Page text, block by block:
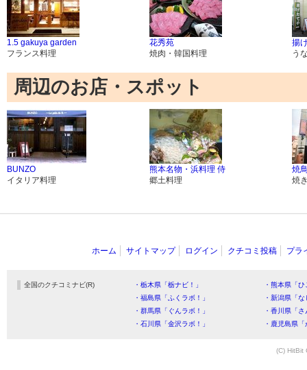
1.5 gakuya garden
フランス料理
花秀苑
焼肉・韓国料理
揚
う
周辺のお店・スポット
BUNZO
イタリア料理
熊本名物・浜料理 侍
郷土料理
焼
焼
ホーム サイトマップ ログイン クチコミ投稿 プラ
全国のクチコミナビ(R) ・栃木県「栃ナビ！」
・熊本県「
・福島県「ふくラボ！」
・新潟県「
・群馬県「ぐんラボ！」
・香川県「
・石川県「金沢ラボ！」
・鹿児島県
(C) HitBit